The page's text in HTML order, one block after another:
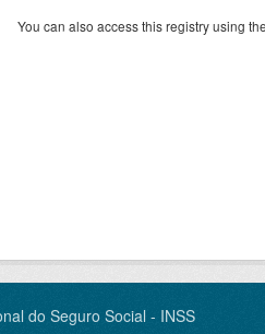
You can also access this registry using the
do Seguro Social - INSS